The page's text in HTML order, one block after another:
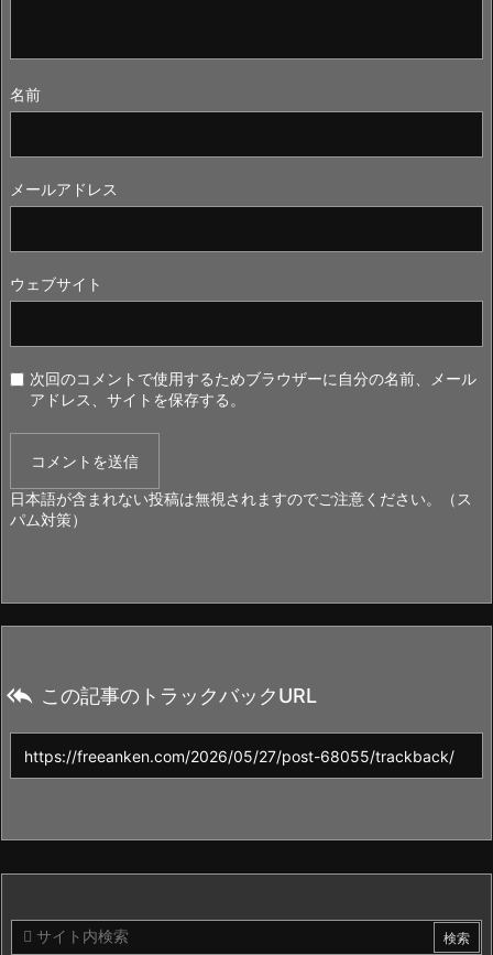
名前
メールアドレス
ウェブサイト
次回のコメントで使用するためブラウザーに自分の名前、メール
アドレス、サイトを保存する。
日本語が含まれない投稿は無視されますのでご注意ください。（ス
パム対策）
 この記事のトラックバックURL